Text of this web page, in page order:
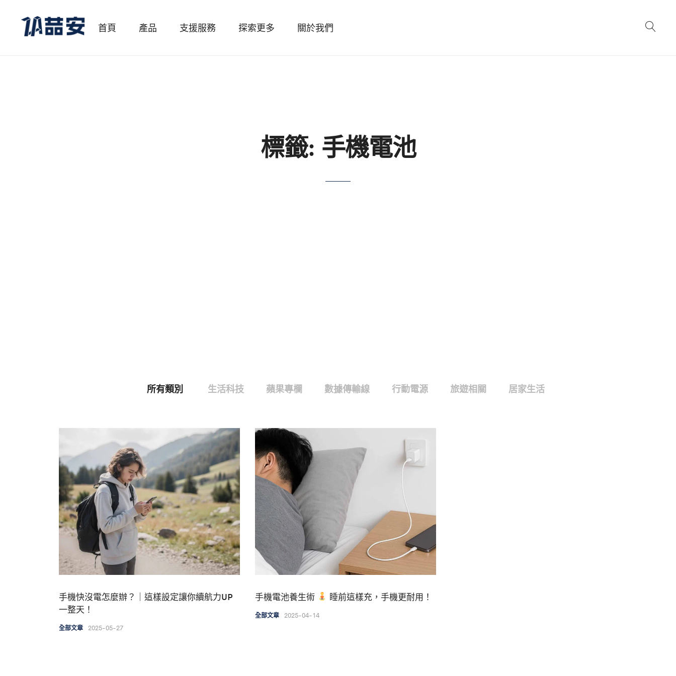
首頁 產品 支援服務 探索更多 關於我們
標籤: 手機電池
所有類別 生活科技 蘋果專欄 數據傳輸線 行動電源 旅遊相關 居家生活
手機快沒電怎麼辦？｜這樣設定讓你續航力UP
一整天！
全部文章 2025-05-27
手機電池養生術 睡前這樣充，手機更耐用！
全部文章 2025-04-14